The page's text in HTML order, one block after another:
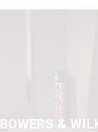
BOWERS &